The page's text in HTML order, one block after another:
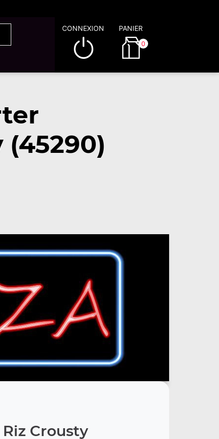
CONNEXION PANIER
0
Riz Crousty